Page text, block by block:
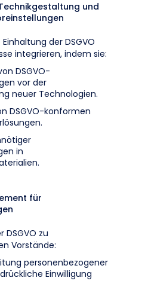
und
der DSGVO
integrieren, indem sie:
DSGVO-
vor der
neuer Technologien.
DSGVO-konformen
in
für
DSGVO zu
Vorstände:
personenbezogener
Einwilligung